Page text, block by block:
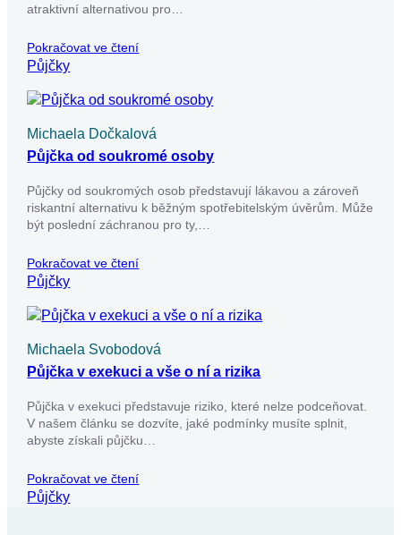
atraktivní alternativou pro…
Pokračovat ve čtení
Půjčky
Michaela Dočkalová
Půjčka od soukromé osoby
Půjčky od soukromých osob představují lákavou a zároveň
riskantní alternativu k běžným spotřebitelským úvěrům. Může
být poslední záchranou pro ty,…
Pokračovat ve čtení
Půjčky
Michaela Svobodová
Půjčka v exekuci a vše o ní a rizika
Půjčka v exekuci představuje riziko, které nelze podceňovat.
V našem článku se dozvíte, jaké podmínky musíte splnit,
abyste získali půjčku…
Pokračovat ve čtení
Půjčky